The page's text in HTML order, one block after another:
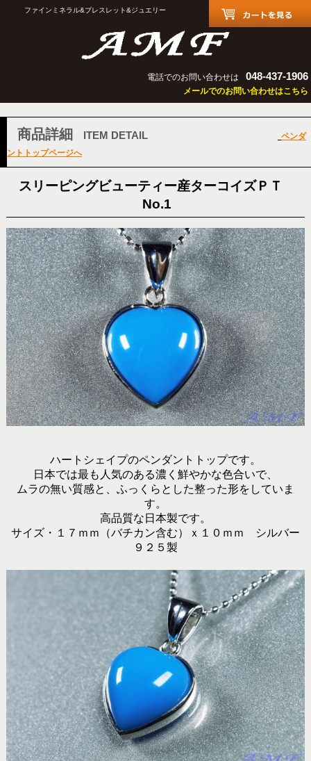
ファインミネラル&ブレスレット&ジュエリー
電話でのお問い合わせは 048-437-1906
メールでのお問い合わせはこちら
商品詳細 ITEM DETAIL
ペンダ
ントトップページへ
スリーピングビューティー産ターコイズＰＴ
No.1
ハートシェイプのペンダントトップです。
日本では最も人気のある濃く鮮やかな色合いで、
ムラの無い質感と、ふっくらとした整った形をしていま
す。
高品質な日本製です。
サイズ・１７ｍｍ（バチカン含む）ｘ１０ｍｍ シルバー
９２５製